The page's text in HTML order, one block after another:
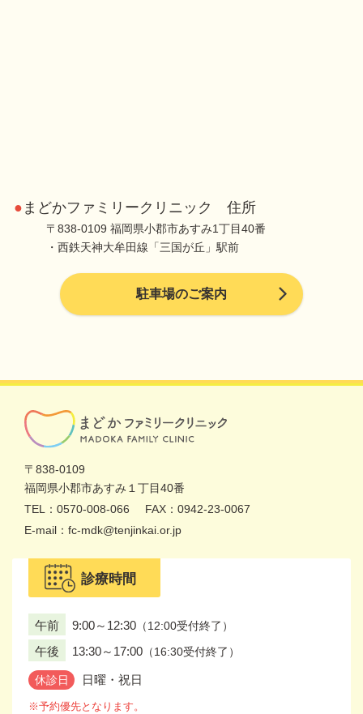
● まどかファミリークリニック 住所
〒838-0109 福岡県小郡市あすみ1丁目40番
・西鉄天神大牟田線「三国が丘」駅前
駐車場のご案内
〒838-0109
福岡県小郡市あすみ１丁目40番
TEL：0570-008-066
FAX：0942-23-0067
E-mail：fc-mdk@tenjinkai.or.jp
診療時間
午前 9:00～12:30 （12:00受付終了）
午後 13:30～17:00 （16:30受付終了）
休診日 日曜・祝日
※予約優先となります。